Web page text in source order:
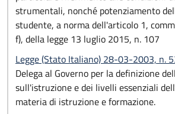
strumentali, nonché potenziamento
studente, a norma dell'articolo 1,
f), della legge 13 luglio 2015, n. 107
Legge (Stato Italiano) 28-03-2003, n.
Delega al Governo per la definizione
sull'istruzione e dei livelli essenziali
materia di istruzione e formazione.